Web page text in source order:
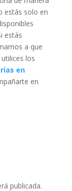
estás solo en
estás
a que
los
en
en
publicada.